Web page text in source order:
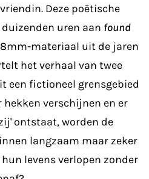
Deze poëtische
uren aan found
materiaal uit de jaren
het verhaal van twee
een fictioneel grensgebied
hekken verschijnen en er
ontstaat, worden de
langzaam maar zeker
levens verlopen zonder